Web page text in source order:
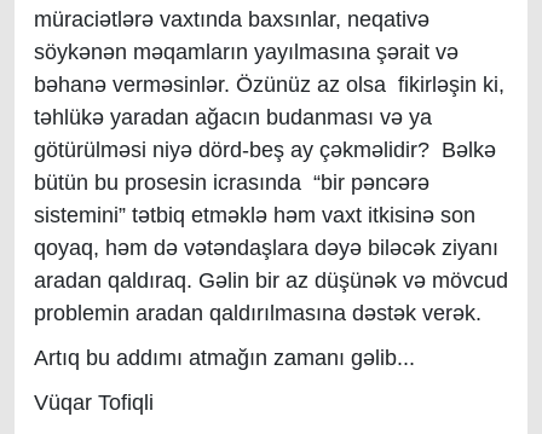
müraciətlərə vaxtında baxsınlar, neqativə
söykənən məqamların yayılmasına şərait və
bəhanə verməsinlər. Özünüz az olsa fikirləşin ki,
təhlükə yaradan ağacın budanması və ya
götürülməsi niyə dörd-beş ay çəkməlidir? Bəlkə
bütün bu prosesin icrasında “bir pəncərə
sistemini” tətbiq etməklə həm vaxt itkisinə son
qoyaq, həm də vətəndaşlara dəyə biləcək ziyanı
aradan qaldıraq. Gəlin bir az düşünək və mövcud
problemin aradan qaldırılmasına dəstək verək.
Artıq bu addımı atmağın zamanı gəlib...
Vüqar Tofiqli